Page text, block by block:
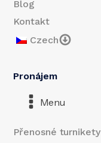
Blog
Kontakt
Czech
Pronájem
Menu
Přenosné turnikety